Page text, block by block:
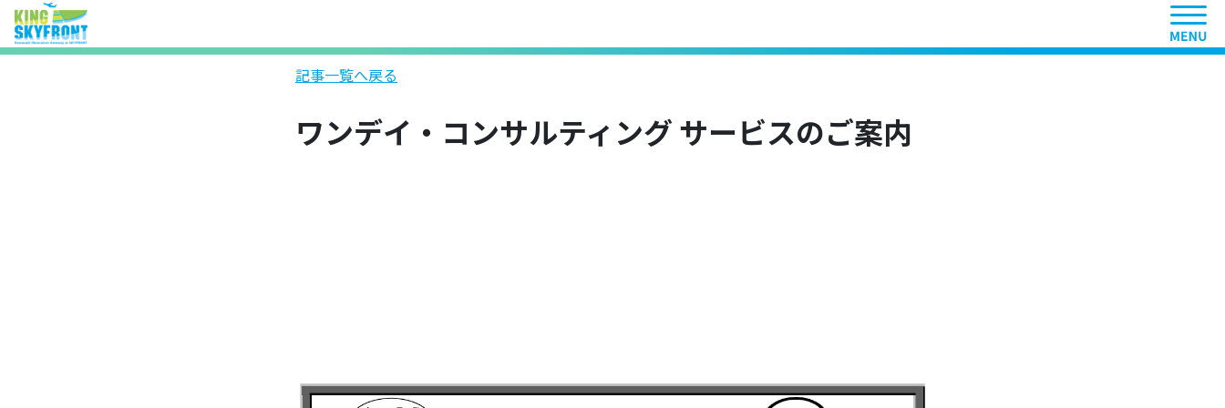
ヘッ
記事一覧へ戻る
ワンデイ・コンサルティング サービスのご案内